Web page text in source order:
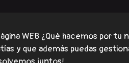
WEB ¿Qué hacemos por
y que además puedas